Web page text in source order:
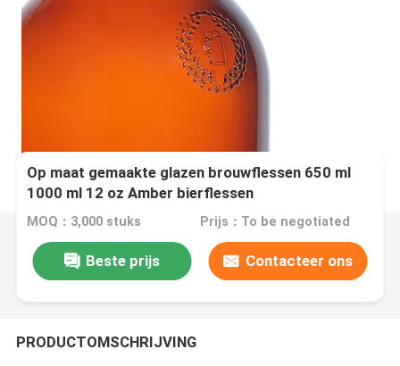
Op maat gemaakte glazen brouwflessen 650 ml
1000 ml 12 oz Amber bierflessen
MOQ：3,000 stuks Prijs：To be negotiated
Beste prijs Contacteer ons
PRODUCTOMSCHRIJVING